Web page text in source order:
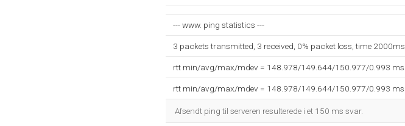
--- www. ping statistics ---
3 packets transmitted, 3 received, 0% packet loss, time 2000ms
rtt min/avg/max/mdev = 148.978/149.644/150.977/0.993 ms
rtt min/avg/max/mdev = 148.978/149.644/150.977/0.993 ms
Afsendt ping til serveren resulterede i et 150 ms svar.